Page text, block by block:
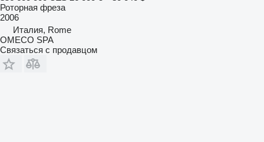
Роторная фреза
2006
Италия, Rome
OMECO SPA
Связаться с продавцом